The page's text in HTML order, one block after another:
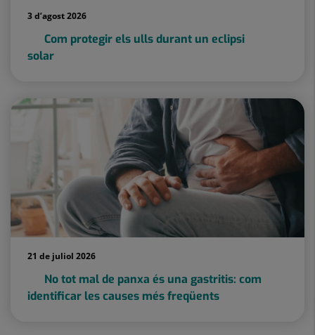
3 d’agost 2026
Com protegir els ulls durant un eclipsi
solar
21 de juliol 2026
No tot mal de panxa és una gastritis: com
identificar les causes més freqüents